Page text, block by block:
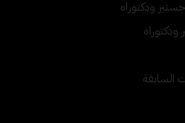
ودكتوراه
السابقة